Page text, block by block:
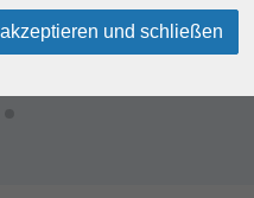
und schließen